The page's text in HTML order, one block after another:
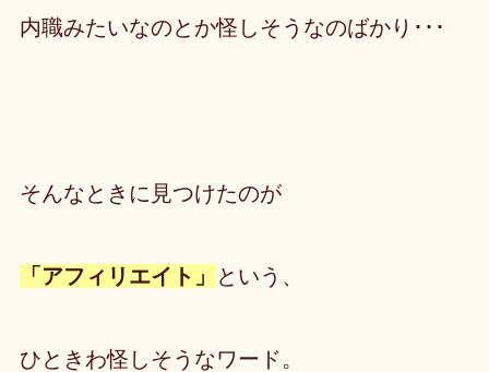
内職みたいなのとか怪しそうなのばかり･･･
そんなときに見つけたのが
「アフィリエイト」 という、
ひときわ怪しそうなワード。